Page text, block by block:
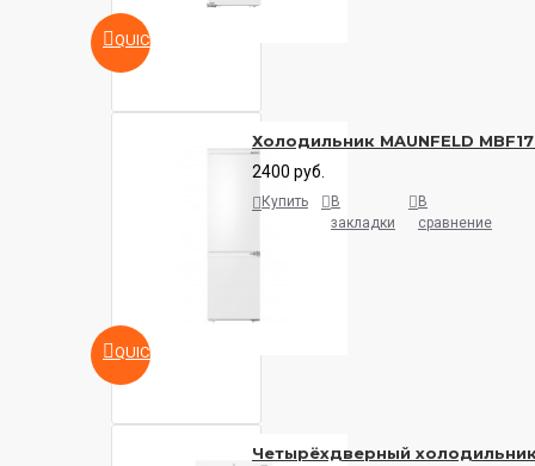
QUICKVIEW
QUICKVIEW
Холодильник MAUNFELD
2400 руб.
Купить
В
закладки
В
сравнение
Четырёхдверный холодильник